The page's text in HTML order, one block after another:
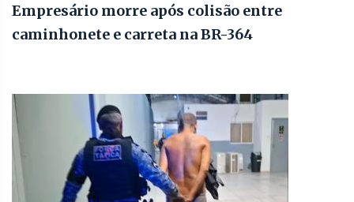
Empresário morre após colisão entre
caminhonete e carreta na BR-364